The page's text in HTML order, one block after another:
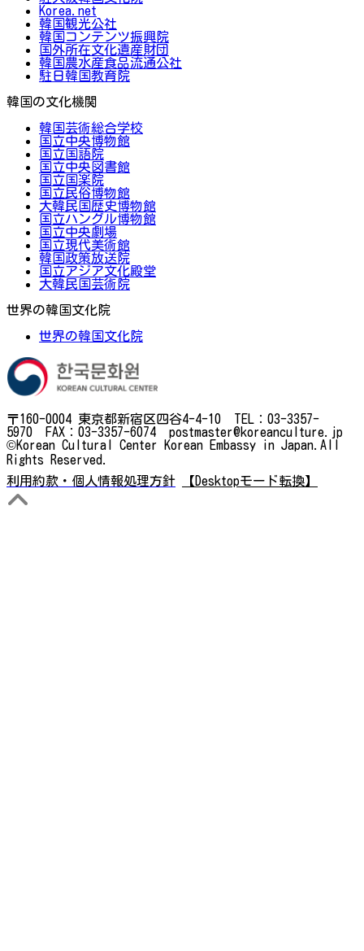
Korea.net
韓国観光公社
韓国コンテンツ振興院
国外所在文化遺産財団
韓国農水産食品流通公社
駐日韓国教育院
韓国の文化機関
韓国芸術総合学校
国立中央博物館
国立国語院
国立中央図書館
国立国楽院
国立民俗博物館
大韓民国歴史博物館
国立ハングル博物館
国立中央劇場
国立現代美術館
韓国政策放送院
国立アジア文化殿堂
大韓民国芸術院
世界の韓国文化院
世界の韓国文化院
〒160-0004 東京都新宿区四谷4-4-10 TEL：03-3357-
5970 FAX：03-3357-6074 postmaster@koreanculture.jp
©Korean Cultural Center Korean Embassy in Japan.All
Rights Reserved.
利用約款・個人情報処理方針
【Desktopモード転換】